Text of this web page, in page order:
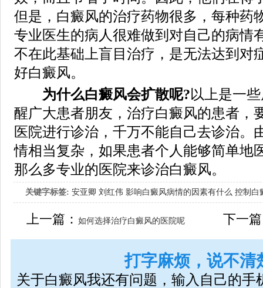
但是，白癜风的治疗药物很多，每种药
专业医生的病人很难做到对自己的病情
不在此基础上盲目治疗，是无法达到对
好白癜风。
为什么白癜风会扩散呢?以上是一
醒广大患者朋友，治疗白癜风的患者，
医院进行诊治，千万不能自己去诊治。
情相当复杂，如果患者个人能够简单地
那么多专业的医院来诊治白癜风。
关键字标签: 安亚卿 刘红伟 影响白癜风病情的因素有什么 控制白
女生应该如何治疗呢
上一篇：如何选择治疗白癜风的医院呢 下一
打字麻烦，说不清
关于白癜风我还有问题，输入自己的手